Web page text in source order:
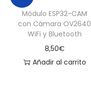
Módulo ESP32-CAM
con Cámara OV2640
WiFi y Bluetooth
8,50€
Añadir al carrito